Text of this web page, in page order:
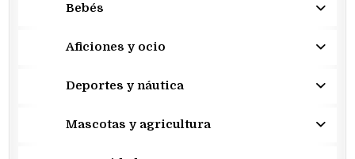
Bebés
Aficiones y ocio
Deportes y náutica
Mascotas y agricultura